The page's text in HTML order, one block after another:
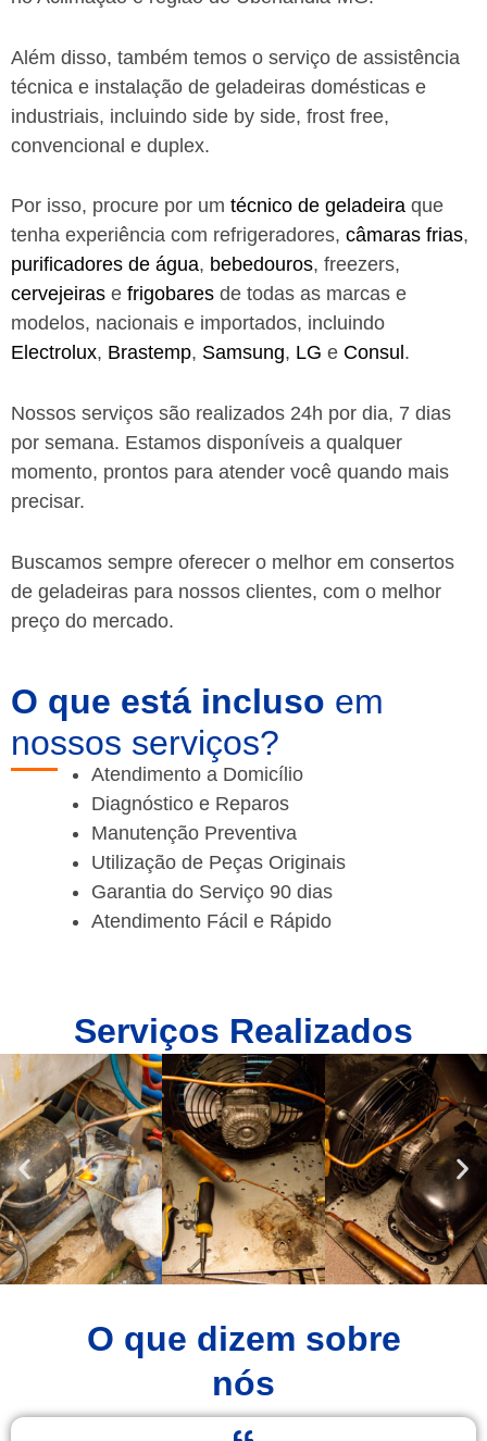
Além disso, também temos o serviço de assistência
técnica e instalação de geladeiras domésticas e
industriais, incluindo side by side, frost free,
convencional e duplex.
Por isso, procure por um técnico de geladeira que
tenha experiência com refrigeradores, câmaras frias,
purificadores de água, bebedouros, freezers,
cervejeiras e frigobares de todas as marcas e
modelos, nacionais e importados, incluindo
Electrolux, Brastemp, Samsung, LG e Consul .
Nossos serviços são realizados 24h por dia, 7 dias
por semana. Estamos disponíveis a qualquer
momento, prontos para atender você quando mais
precisar.
Buscamos sempre oferecer o melhor em consertos
de geladeiras para nossos clientes, com o melhor
preço do mercado.
O que está incluso em
nossos serviços?
Atendimento a Domicílio
Diagnóstico e Reparos
Manutenção Preventiva
Utilização de Peças Originais
Garantia do Serviço 90 dias
Atendimento Fácil e Rápido
Serviços Realizados
O que dizem sobre
nós